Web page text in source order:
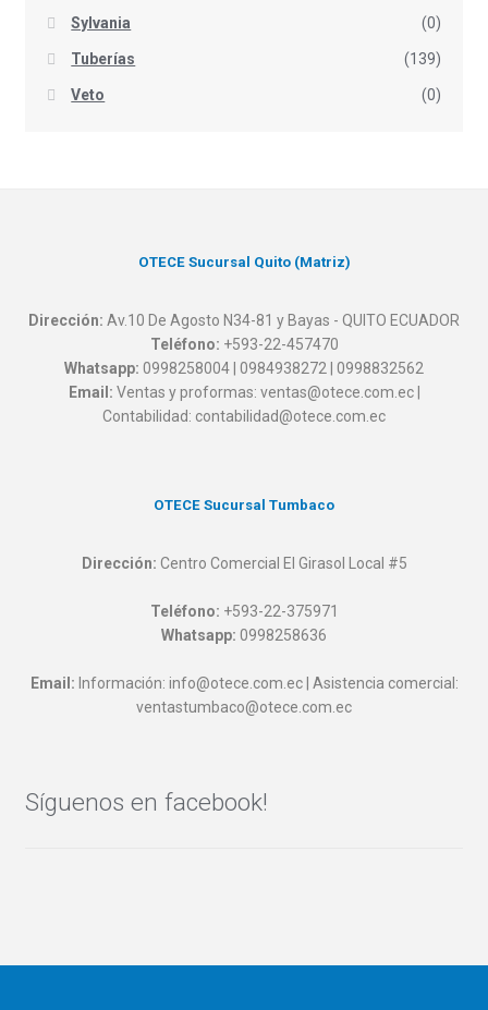
Sylvania (0)
Tuberías (139)
Veto (0)
OTECE Sucursal Quito (Matriz)
Dirección: Av.10 De Agosto N34-81 y Bayas - QUITO ECUADOR
Teléfono: +593-22-457470
Whatsapp: 0998258004 | 0984938272 | 0998832562
Email: Ventas y proformas: ventas@otece.com.ec |
Contabilidad: contabilidad@otece.com.ec
OTECE Sucursal Tumbaco
Dirección: Centro Comercial El Girasol Local #5
Teléfono: +593-22-375971
Whatsapp: 0998258636
Email: Información: info@otece.com.ec | Asistencia comercial:
ventastumbaco@otece.com.ec
Síguenos en facebook!